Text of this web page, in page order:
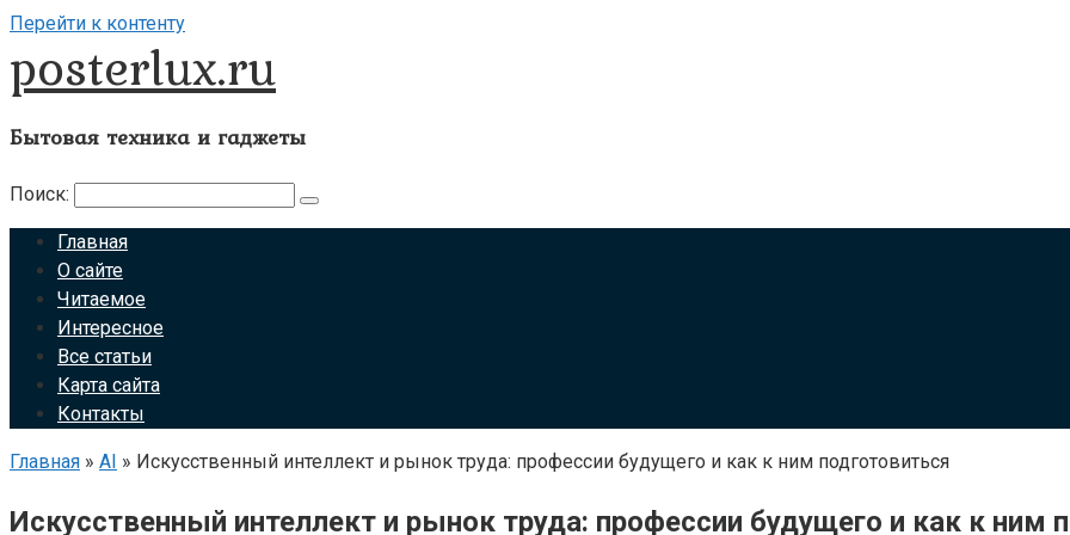
Перейти к контенту
posterlux.ru
Бытовая техника и гаджеты
Поиск:
Главная
О сайте
Читаемое
Интересное
Все статьи
Карта сайта
Контакты
Главная » AI » Искусственный интеллект и рынок труда: профессии будущего и как к ним подготовиться
Искусственный интеллект и рынок труда: профессии будущего и как к ним